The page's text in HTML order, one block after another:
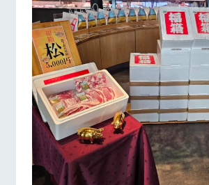
よくいた
だく質問
団体のお
客様へ
ペットを
お連れの
お客様へ
お問い合
わせ・資
料請求
牧場の生産品を
知り尽くした料
理人が腕を振
い、ビュッフェ
スタイルで提供
丹精込めて育
た生産品をは
め、牧場産
品を取り揃えた
店舗
周遊バス
牧場内を巡る周
遊バスのご案内
ネットショップ
個人情報取扱いについて
牧場マップを見る 周遊バス
営業時間・料金 交通
よくあるご質問
団体